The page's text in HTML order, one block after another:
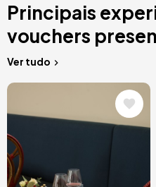
Principais
vouchers
Ver tudo